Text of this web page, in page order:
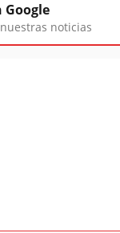
Google
noticias